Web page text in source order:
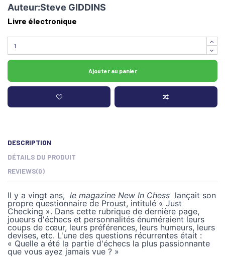
Auteur:Steve GIDDINS
Livre électronique
Ajouter au panier
DESCRIPTION
DÉTAILS DU PRODUIT
REVIEWS(0)
Il y a vingt ans, le magazine New In Chess lançait son
propre questionnaire de Proust, intitulé « Just
Checking ». Dans cette rubrique de dernière page,
joueurs d'échecs et personnalités énuméraient leurs
coups de cœur, leurs préférences, leurs humeurs, leurs
devises, etc. L'une des questions récurrentes était :
« Quelle a été la partie d'échecs la plus passionnante
que vous ayez jamais vue ? »